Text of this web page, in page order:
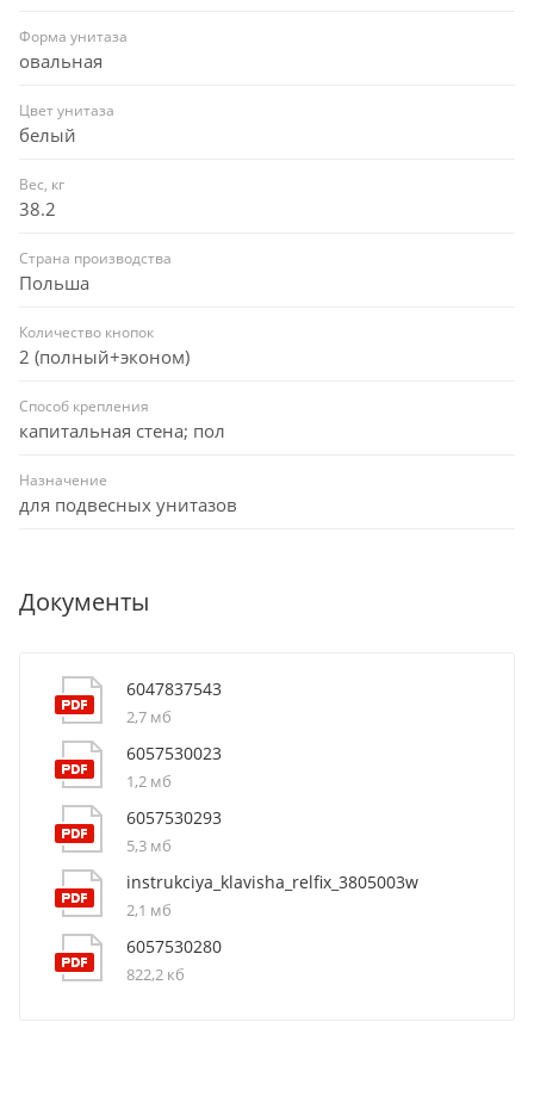
Форма унитаза
овальная
Цвет унитаза
белый
Вес, кг
38.2
Страна производства
Польша
Количество кнопок
2 (полный+эконом)
Способ крепления
капитальная стена; пол
Назначение
для подвесных унитазов
Документы
6047837543
2,7 мб
6057530023
1,2 мб
6057530293
5,3 мб
instrukciya_klavisha_relfix_3805003w
2,1 мб
6057530280
822,2 кб